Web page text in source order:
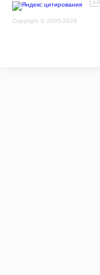
Copyright © 2005-2026